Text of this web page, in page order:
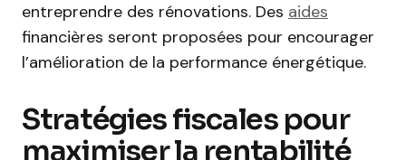
entreprendre des rénovations. Des aides
financières seront proposées pour encourager
l’amélioration de la performance énergétique.
Stratégies fiscales pour
maximiser la rentabilité